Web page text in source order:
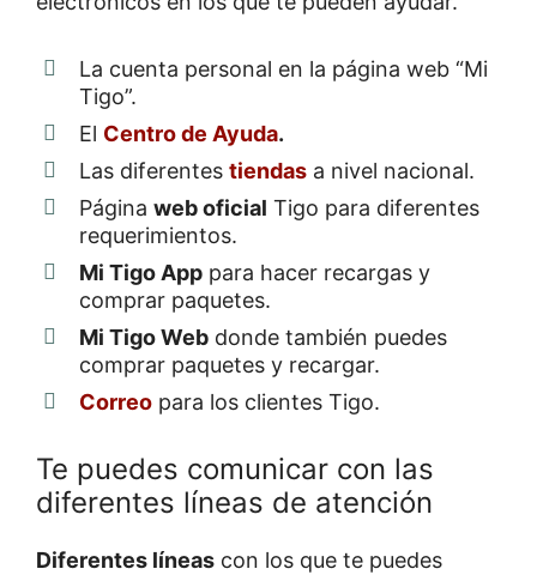
La cuenta personal en la página web “Mi
Tigo”.
El Centro de Ayuda.
Las diferentes tiendas a nivel nacional.
Página web oficial Tigo para diferentes
requerimientos.
Mi Tigo App para hacer recargas y
comprar paquetes.
Mi Tigo Web donde también puedes
comprar paquetes y recargar.
Correo para los clientes Tigo.
Te puedes comunicar con las
diferentes líneas de atención
Diferentes líneas con los que te puedes